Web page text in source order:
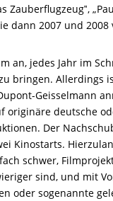
Zauberflugzeug‟,
dann 2007 und
an, jedes Jahr im
bringen. Allerdings
Geisselmann
originäre deutsche
Der
Kinostarts.
schwer,
sind, und mit
oder sogenannte